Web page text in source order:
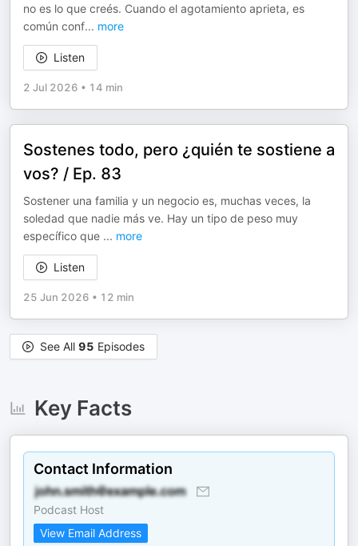
no es lo que creés. Cuando el agotamiento aprieta, es
común conf... more
Listen
2 Jul 2026 • 14 min
Sostenes todo, pero ¿quién te sostiene a
vos? / Ep. 83
Sostener una familia y un negocio es, muchas veces, la
soledad que nadie más ve. Hay un tipo de peso muy
específico que ... more
Listen
25 Jun 2026 • 12 min
See All 95 Episodes
Key Facts
Contact Information
Podcast Host
View Email Address